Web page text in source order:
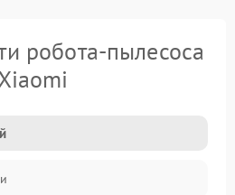
робота-пылесоса